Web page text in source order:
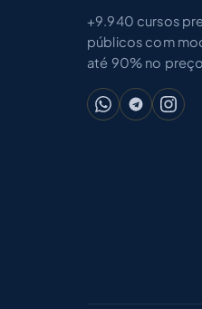
+9.940 cursos
públicos com
até 90% no